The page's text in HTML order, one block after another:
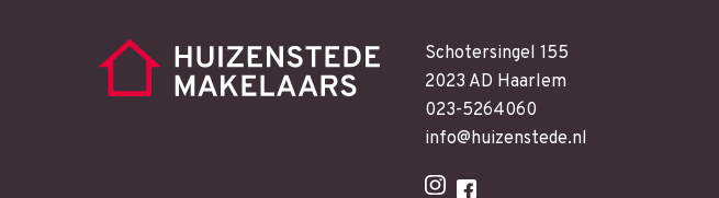
Schotersingel 155
2023 AD Haarlem
023-5264060
info@huizenstede.nl